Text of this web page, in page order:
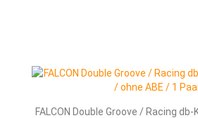
FALCON Double Groove / Racing